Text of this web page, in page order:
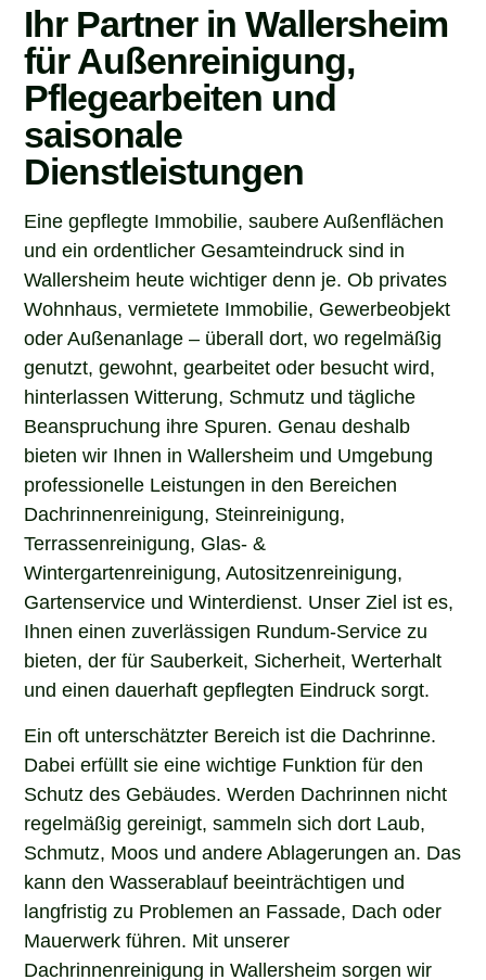
Ihr Partner in Wallersheim
für Außenreinigung,
Pflegearbeiten und
saisonale
Dienstleistungen
Eine gepflegte Immobilie, saubere Außenflächen
und ein ordentlicher Gesamteindruck sind in
Wallersheim heute wichtiger denn je. Ob privates
Wohnhaus, vermietete Immobilie, Gewerbeobjekt
oder Außenanlage – überall dort, wo regelmäßig
genutzt, gewohnt, gearbeitet oder besucht wird,
hinterlassen Witterung, Schmutz und tägliche
Beanspruchung ihre Spuren. Genau deshalb
bieten wir Ihnen in Wallersheim und Umgebung
professionelle Leistungen in den Bereichen
Dachrinnenreinigung, Steinreinigung,
Terrassenreinigung, Glas- &
Wintergartenreinigung, Autositzenreinigung,
Gartenservice und Winterdienst. Unser Ziel ist es,
Ihnen einen zuverlässigen Rundum-Service zu
bieten, der für Sauberkeit, Sicherheit, Werterhalt
und einen dauerhaft gepflegten Eindruck sorgt.
Ein oft unterschätzter Bereich ist die Dachrinne.
Dabei erfüllt sie eine wichtige Funktion für den
Schutz des Gebäudes. Werden Dachrinnen nicht
regelmäßig gereinigt, sammeln sich dort Laub,
Schmutz, Moos und andere Ablagerungen an. Das
kann den Wasserablauf beeinträchtigen und
langfristig zu Problemen an Fassade, Dach oder
Mauerwerk führen. Mit unserer
Dachrinnenreinigung in Wallersheim sorgen wir